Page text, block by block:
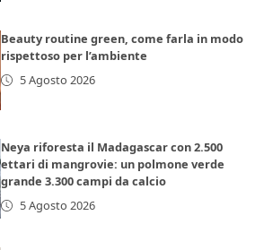
Beauty routine green, come farla in modo
rispettoso per l’ambiente
5 Agosto 2026
Neya riforesta il Madagascar con 2.500
ettari di mangrovie: un polmone verde
grande 3.300 campi da calcio
5 Agosto 2026